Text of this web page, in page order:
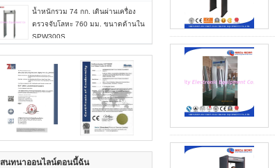
น้ำหนักรวม 74 กก. เดินผ่านเครื่อง
ตรวจจับโลหะ 760 มม. ขนาดด้านใน
SPW300S
สนทนาออนไลน์ตอนนี้ฉัน